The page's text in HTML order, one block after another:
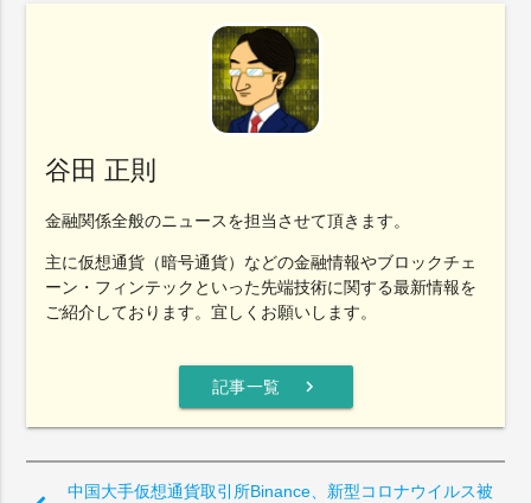
谷田 正則
金融関係全般のニュースを担当させて頂きます。
主に仮想通貨（暗号通貨）などの金融情報やブロックチェ
ーン・フィンテックといった先端技術に関する最新情報を
ご紹介しております。宜しくお願いします。
記事一覧 chevron_right
中国大手仮想通貨取引所Binance、新型コロナウイルス被